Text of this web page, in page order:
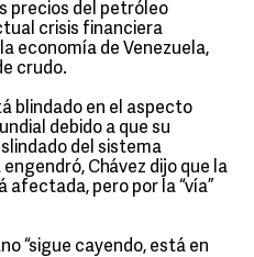
precios del petróleo
crisis financiera
economía de Venezuela,
crudo.
blindado en el aspecto
debido a que su
del sistema
Chávez dijo que la
afectada, pero por la “vía”
“sigue cayendo, está en